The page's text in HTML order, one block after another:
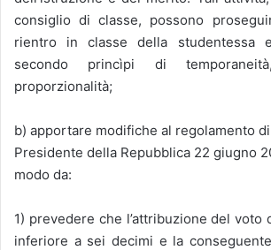
consiglio di classe, possono
rientro in classe della studentessa
secondo princìpi di
proporzionalità;
b) apportare modifiche al regolamento
Presidente della Repubblica 22 giugno
modo da:
1) prevedere che l’attribuzione del voto
inferiore a sei decimi e la